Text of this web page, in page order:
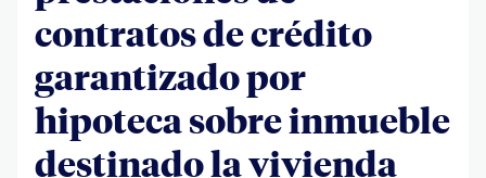
contratos de crédito
garantizado por
hipoteca sobre inmueble
destinado la vivienda